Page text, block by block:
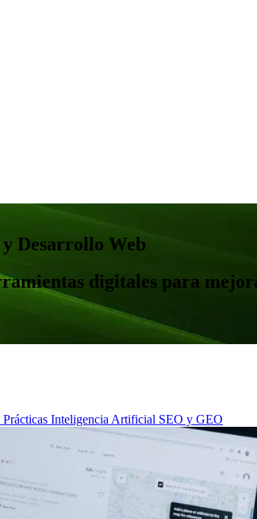
Desarrollo Web
digitales para
Inteligencia Artificial SEO y GEO